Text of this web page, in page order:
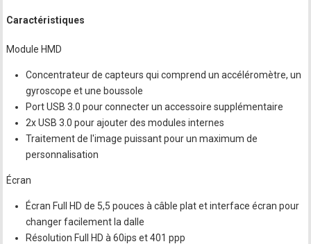
Caractéristiques
Module HMD
Concentrateur de capteurs qui comprend un accéléromètre, un
gyroscope et une boussole
Port USB 3.0 pour connecter un accessoire supplémentaire
2x USB 3.0 pour ajouter des modules internes
Traitement de l'image puissant pour un maximum de
personnalisation
Écran
Écran Full HD de 5,5 pouces à câble plat et interface écran pour
changer facilement la dalle
Résolution Full HD à 60ips et 401 ppp